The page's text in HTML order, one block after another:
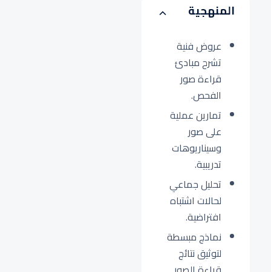
المنهجية
عروض فنية
تشرح مبادئ
قراءة صور
الفحص.
تمارين عملية
على صور
وسيناريوهات
تدريبية.
تحليل جماعي
لحالات اشتباه
افتراضية.
نماذج مبسطة
لتوثيق نتائج